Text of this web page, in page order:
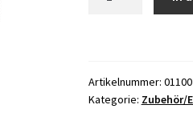
Menge
Artikelnummer:
Kategorie: Zubehör/